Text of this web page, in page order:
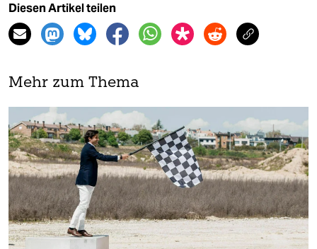
Diesen Artikel teilen
Mehr zum Thema